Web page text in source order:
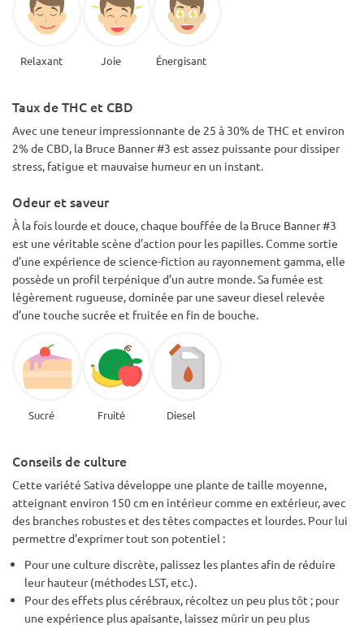
Relaxant Joie Énergisant
Taux de THC et CBD
Avec une teneur impressionnante de 25 à 30% de THC et environ
2% de CBD, la Bruce Banner #3 est assez puissante pour dissiper
stress, fatigue et mauvaise humeur en un instant.
Odeur et saveur
À la fois lourde et douce, chaque bouffée de la Bruce Banner #3
est une véritable scène d’action pour les papilles. Comme sortie
d’une expérience de science-fiction au rayonnement gamma, elle
possède un profil terpénique d’un autre monde. Sa fumée est
légèrement rugueuse, dominée par une saveur diesel relevée
d’une touche sucrée et fruitée en fin de bouche.
Sucré Fruité Diesel
Conseils de culture
Cette variété Sativa développe une plante de taille moyenne,
atteignant environ 150 cm en intérieur comme en extérieur, avec
des branches robustes et des têtes compactes et lourdes. Pour lui
permettre d’exprimer tout son potentiel :
Pour une culture discrète, palissez les plantes afin de réduire
leur hauteur (méthodes LST, etc.).
Pour des effets plus cérébraux, récoltez un peu plus tôt ; pour
une expérience plus apaisante, laissez mûrir un peu plus